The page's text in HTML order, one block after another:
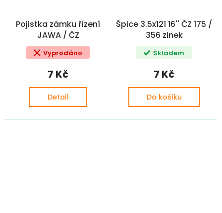
Pojistka zámku řízení
JAWA / ČZ
Vyprodáno
7 Kč
Detail
Špice 3.5x121 16'' ČZ 175 /
356 zinek
Skladem
7 Kč
Do košíku